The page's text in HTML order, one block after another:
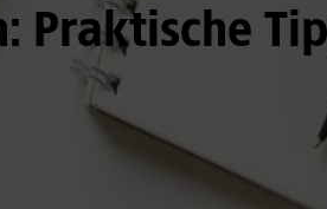
Praktische